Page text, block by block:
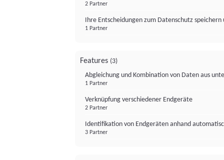
2 Partner
Ihre Entscheidungen zum Datenschutz
1 Partner
Features (3)
Abgleichung und Kombination von Daten aus
1 Partner
Verknüpfung verschiedener Endgeräte
2 Partner
Identifikation von Endgeräten anhand
3 Partner